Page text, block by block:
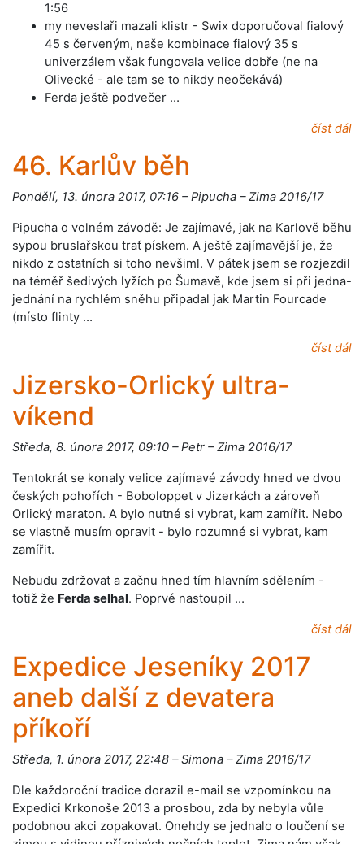
1:56
my neveslaři mazali klistr - Swix doporučoval fialový
45 s červeným, naše kombinace fialový 35 s
univerzálem však fungovala velice dobře (ne na
Olivecké - ale tam se to nikdy neočekává)
Ferda ještě podvečer …
číst dál
46. Karlův běh
Pondělí, 13. února 2017, 07:16 – Pipucha – Zima 2016/17
Pipucha o volném závodě: Je zajímavé, jak na Karlově běhu
sypou bruslařskou trať pískem. A ještě zajímavější je, že
nikdo z ostatních si toho nevšiml. V pátek jsem se rozjezdil
na téměř šedivých lyžích po Šumavě, kde jsem si při jedna-
jednání na rychlém sněhu připadal jak Martin Fourcade
(místo flinty …
číst dál
Jizersko-Orlický ultra-
víkend
Středa, 8. února 2017, 09:10 – Petr – Zima 2016/17
Tentokrát se konaly velice zajímavé závody hned ve dvou
českých pohořích - Boboloppet v Jizerkách a zároveň
Orlický maraton. A bylo nutné si vybrat, kam zamířit. Nebo
se vlastně musím opravit - bylo rozumné si vybrat, kam
zamířit.
Nebudu zdržovat a začnu hned tím hlavním sdělením -
totiž že Ferda selhal. Poprvé nastoupil …
číst dál
Expedice Jeseníky 2017
aneb další z devatera
příkoří
Středa, 1. února 2017, 22:48 – Simona – Zima 2016/17
Dle každoroční tradice dorazil e-mail se vzpomínkou na
Expedici Krkonoše 2013 a prosbou, zda by nebyla vůle
podobnou akci zopakovat. Onehdy se jednalo o loučení se